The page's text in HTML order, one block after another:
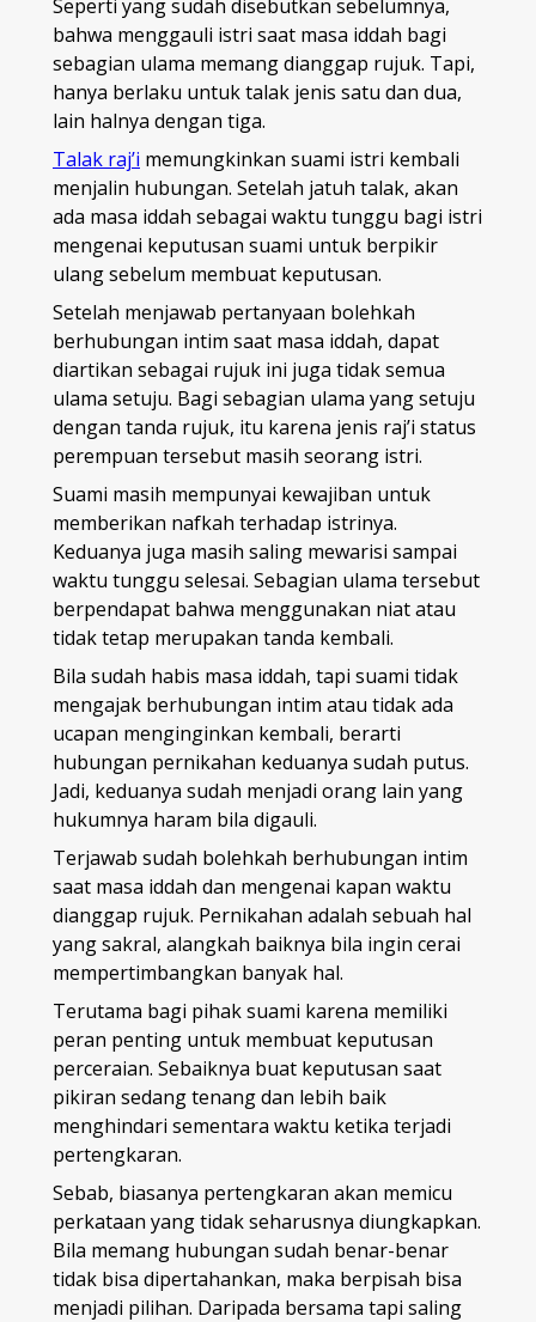
Seperti yang sudah disebutkan sebelumnya,
bahwa menggauli istri saat masa iddah bagi
sebagian ulama memang dianggap rujuk. Tapi,
hanya berlaku untuk talak jenis satu dan dua,
lain halnya dengan tiga.
Talak raj’i memungkinkan suami istri kembali
menjalin hubungan. Setelah jatuh talak, akan
ada masa iddah sebagai waktu tunggu bagi istri
mengenai keputusan suami untuk berpikir
ulang sebelum membuat keputusan.
Setelah menjawab pertanyaan bolehkah
berhubungan intim saat masa iddah, dapat
diartikan sebagai rujuk ini juga tidak semua
ulama setuju. Bagi sebagian ulama yang setuju
dengan tanda rujuk, itu karena jenis raj’i status
perempuan tersebut masih seorang istri.
Suami masih mempunyai kewajiban untuk
memberikan nafkah terhadap istrinya.
Keduanya juga masih saling mewarisi sampai
waktu tunggu selesai. Sebagian ulama tersebut
berpendapat bahwa menggunakan niat atau
tidak tetap merupakan tanda kembali.
Bila sudah habis masa iddah, tapi suami tidak
mengajak berhubungan intim atau tidak ada
ucapan menginginkan kembali, berarti
hubungan pernikahan keduanya sudah putus.
Jadi, keduanya sudah menjadi orang lain yang
hukumnya haram bila digauli.
Terjawab sudah bolehkah berhubungan intim
saat masa iddah dan mengenai kapan waktu
dianggap rujuk. Pernikahan adalah sebuah hal
yang sakral, alangkah baiknya bila ingin cerai
mempertimbangkan banyak hal.
Terutama bagi pihak suami karena memiliki
peran penting untuk membuat keputusan
perceraian. Sebaiknya buat keputusan saat
pikiran sedang tenang dan lebih baik
menghindari sementara waktu ketika terjadi
pertengkaran.
Sebab, biasanya pertengkaran akan memicu
perkataan yang tidak seharusnya diungkapkan.
Bila memang hubungan sudah benar-benar
tidak bisa dipertahankan, maka berpisah bisa
menjadi pilihan. Daripada bersama tapi saling